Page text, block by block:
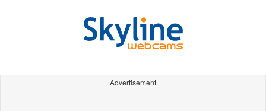
Advertisement